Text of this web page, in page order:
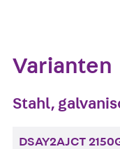
Varianten
Stahl,
DSAY2AJCT